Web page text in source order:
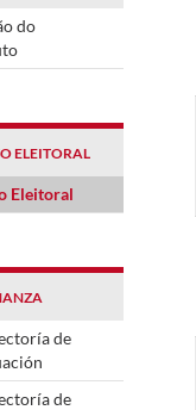
do
ELEITORAL
Eleitoral
de
de